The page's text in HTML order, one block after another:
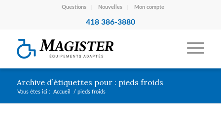
Questions Nouvelles Mon compte
418 386-3880
Archive d’étiquettes pour : pieds froids
Vous êtes ici : Accueil / pieds froids